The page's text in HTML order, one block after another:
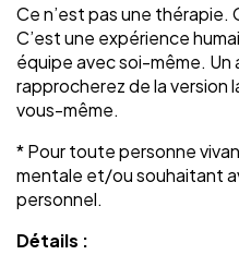
Ce n’est pas une thérapie.
C’est une expérience
équipe avec soi-même. Un
rapprocherez de la version
vous-même.
* Pour toute personne
mentale et/ou souhaitant
personnel.
Détails :